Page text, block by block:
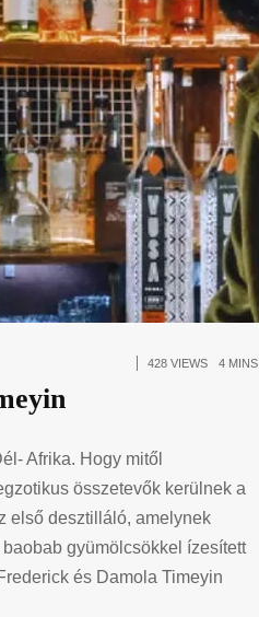
428 VIEWS 4 MINS
Afrika. Hogy mitől
összetevők kerülnek a
első desztilláló, amelynek
gyümölcsökkel ízesített
és Damola Timeyin